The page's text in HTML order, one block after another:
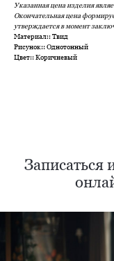
Указанная цена изделия
Окончательная цена
утверждается в момент
Материал:: Твид
Рисунок:: Однотонный
Цвет:: Коричневый
Записаться
Какую ткань
Какой фасон
костюм?
Как детали
Нужен
костюм